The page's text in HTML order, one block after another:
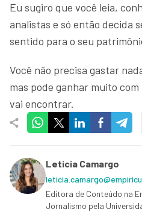
Eu sugiro que você leia,
analistas e só então decida
sentido para o seu
Você não precisa gastar
mas pode ganhar muito
vai encontrar.
Leticia Camargo
Editora de Conteúdo na
Jornalismo pela